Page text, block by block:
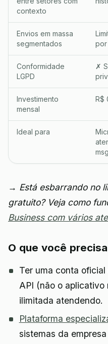
contexto
Envios em massa
segmentados
Conformidade
LGPD
✗
Investimento
mensal
R$
Ideal para
→ Está esbarrando no
gratuito? Veja como
Business com vários
O que você
Ter uma conta
API (não o
ilimitada atendendo.
Plataforma
sistemas da empresa